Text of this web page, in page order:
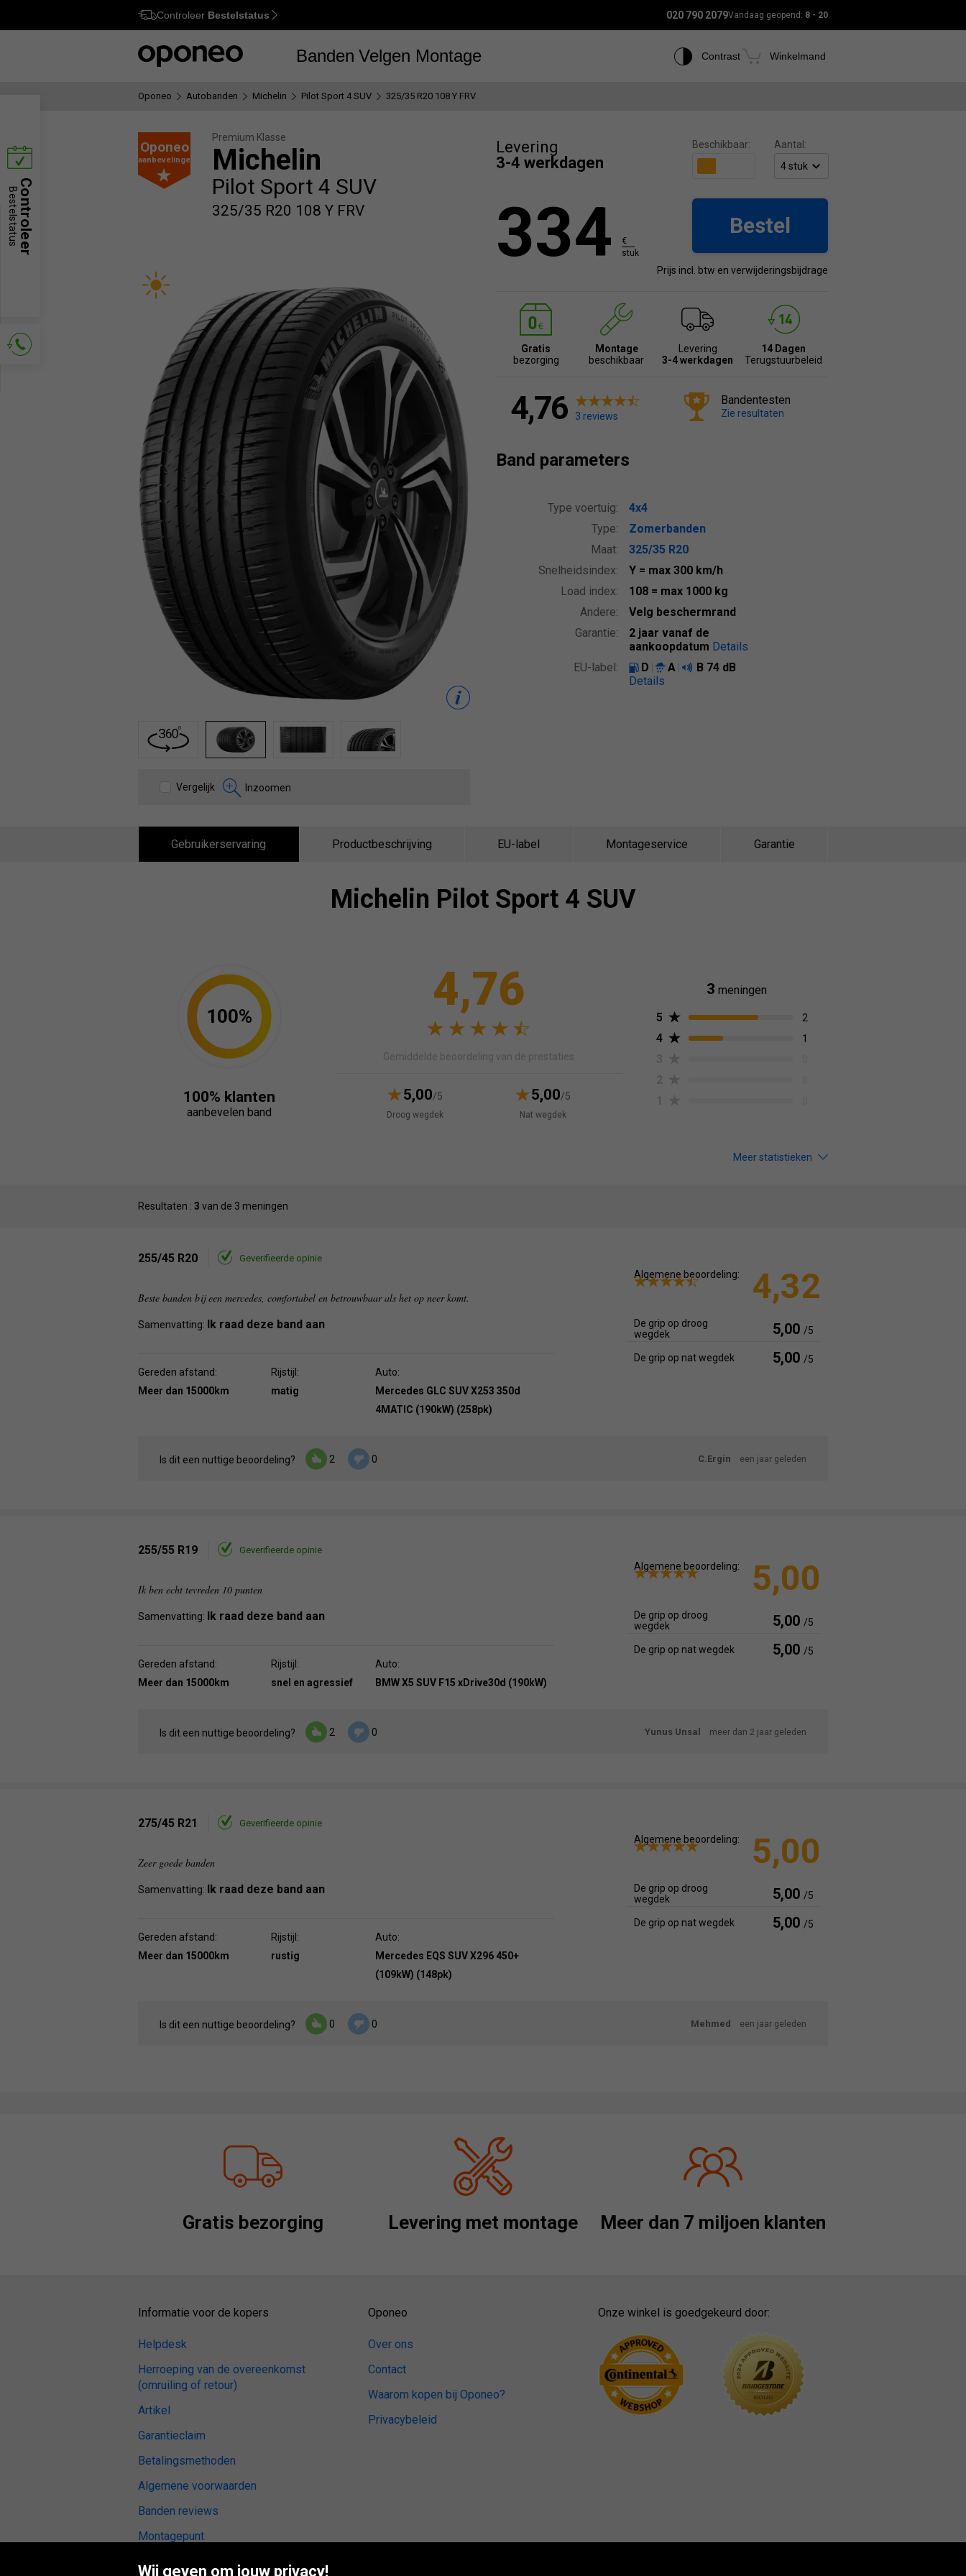
Ctrl M
Controleer Bestelstatus 020 790 2079Vandaag geopend: 8 - 20
Banden Velgen Montage Contrast Winkelmand
Oponeo Autobanden Michelin Pilot Sport 4 SUV 325/35 R20 108 Y FRV
Oponeo
aanbevelingen
Premium Klasse
Michelin
Pilot Sport 4 SUV
325/35 R20 108 Y FRV
2
Vergelijk Inzoomen
Levering
3-4 werkdagen
Beschikbaar: Aantal:
334
€
stuk
Bestel
Prijs incl. btw en verwijderingsbijdrage
Gratis
bezorging
Montage
beschikbaar
Levering
3-4 werkdagen
14 Dagen
Terugstuurbeleid
4,76 3 reviews
Bandentesten
Zie resultaten
Band parameters
Type voertuig:
4x4
Type:
Zomerbanden
Maat:
325/35 R20
Snelheidsindex:
Y = max 300 km/h
Load index:
108 = max 1000 kg
Andere:
Velg beschermrand
Garantie:
2 jaar vanaf de
aankoopdatum Details
EU-label:
D A B 74 dB
Details
Gebruikerservaring Productbeschrijving EU-label Montageservice Garantie
Michelin Pilot Sport 4 SUV
4,76
Gemiddelde beoordeling van de prestaties
5,00/5
Droog wegdek
5,00/5
Nat wegdek
100%
100% klanten
aanbevelen band
3 meningen
5
2
4 1
Meer statistieken
Resultaten : 3 van de 3 meningen
255/45 R20 Geverifieerde opinie
Beste banden bij een mercedes, comfortabel en betrouwbaar als het op neer komt.
Samenvatting: Ik raad deze band aan
Gereden afstand:
Meer dan 15000km
Rijstijl:
matig
Auto:
Mercedes GLC SUV X253 350d
4MATIC (190kW) (258pk)
Algemene beoordeling: 4,32
De grip op droog
wegdek
5,00 /5
De grip op nat wegdek 5,00 /5
Is dit een nuttige beoordeling? 2 0 C.Ergin een jaar geleden
255/55 R19 Geverifieerde opinie
Ik ben echt tevreden 10 punten
Samenvatting: Ik raad deze band aan
Gereden afstand:
Meer dan 15000km
Rijstijl:
snel en agressief
Auto:
BMW X5 SUV F15 xDrive30d (190kW)
Algemene beoordeling: 5,00
De grip op droog
wegdek
5,00 /5
De grip op nat wegdek 5,00 /5
Is dit een nuttige beoordeling? 2 0 Yunus Unsal meer dan 2 jaar geleden
275/45 R21 Geverifieerde opinie
Zeer goede banden
Samenvatting: Ik raad deze band aan
Gereden afstand:
Meer dan 15000km
Rijstijl:
rustig
Auto:
Mercedes EQS SUV X296 450+
(109kW) (148pk)
Algemene beoordeling: 5,00
De grip op droog
wegdek
5,00 /5
De grip op nat wegdek 5,00 /5
Is dit een nuttige beoordeling? 0 0 Mehmed een jaar geleden
Gratis bezorging Levering met montage Meer dan 7 miljoen klanten
Controleer
Bestelstatus
Informatie voor de kopers
Helpdesk
Herroeping van de overeenkomst
(omruiling of retour)
Artikel
Garantieclaim
Betalingsmethoden
Algemene voorwaarden
Banden reviews
Montagepunt
Digitale toegankelijkheid
Oponeo
Over ons
Contact
Waarom kopen bij Oponeo?
Privacybeleid
Onze winkel is goedgekeurd door:
Wij geven om jouw privacy!